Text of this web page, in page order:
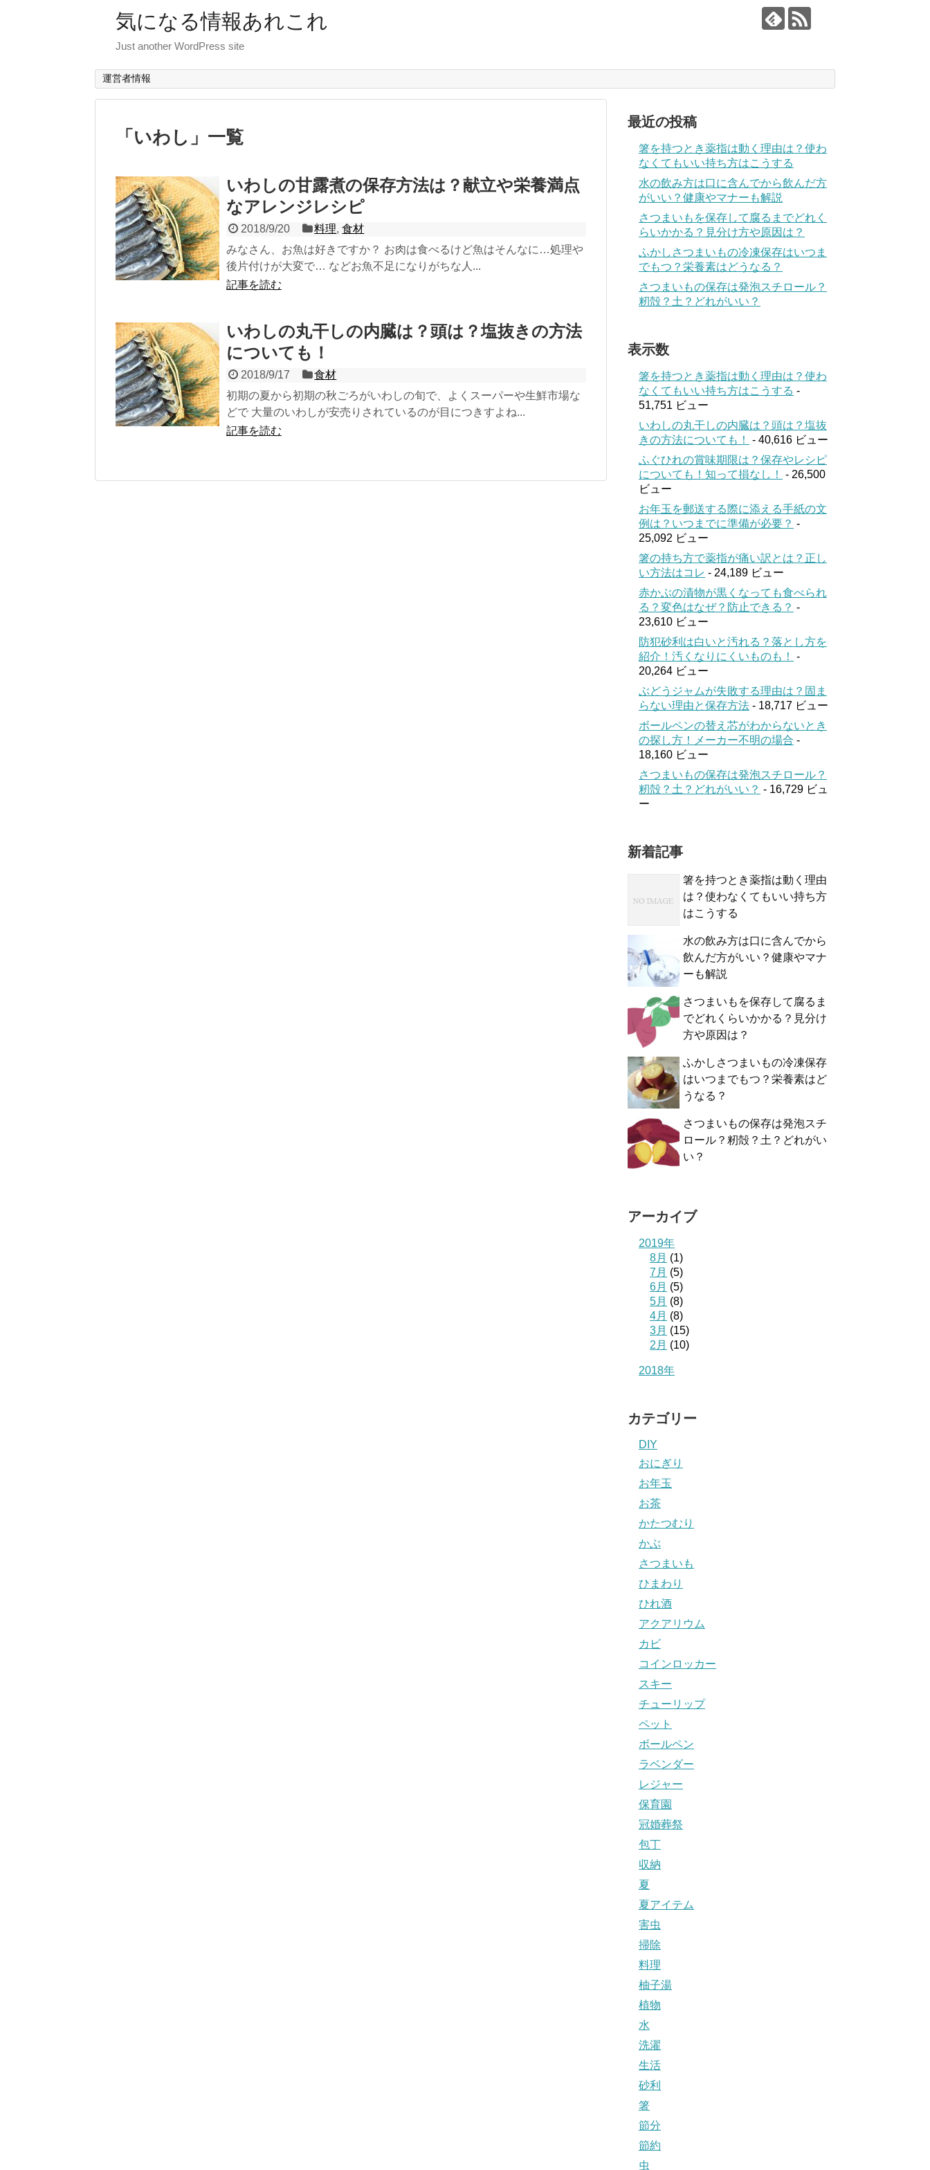
気になる情報あれこれ
Just another WordPress site
運営者情報
「 いわし 」 一覧
いわしの甘露煮の保存方法は？献立や栄養満点
なアレンジレシピ
2018/9/20 料理,食材
みなさん、お魚は好きですか？ お肉は食べるけど魚はそんなに…処理や
後片付けが大変で… などお魚不足になりがちな人...
記事を読む
いわしの丸干しの内臓は？頭は？塩抜きの方法
についても！
2018/9/17
食材
初期の夏から初期の秋ごろがいわしの旬で、よくスーパーや生鮮市場な
どで 大量のいわしが安売りされているのが目につきすよね...
記事を読む
最近の投稿
箸を持つとき薬指は動く理由は？使わ
なくてもいい持ち方はこうする
水の飲み方は口に含んでから飲んだ方
がいい？健康やマナーも解説
さつまいもを保存して腐るまでどれく
らいかかる？見分け方や原因は？
ふかしさつまいもの冷凍保存はいつま
でもつ？栄養素はどうなる？
さつまいもの保存は発泡スチロール？
籾殻？土？どれがいい？
表示数
箸を持つとき薬指は動く理由は？使わ
なくてもいい持ち方はこうする -
51,751 ビュー
いわしの丸干しの内臓は？頭は？塩抜
きの方法についても！
- 40,616 ビュー
ふぐひれの賞味期限は？保存やレシピ
についても！知って損なし！
- 26,500
ビュー
お年玉を郵送する際に添える手紙の文
例は？いつまでに準備が必要？ -
25,092 ビュー
箸の持ち方で薬指が痛い訳とは？正し
い方法はコレ - 24,189 ビュー
赤かぶの漬物が黒くなっても食べられ
る？変色はなぜ？防止できる？ -
23,610 ビュー
防犯砂利は白いと汚れる？落とし方を
紹介！汚くなりにくいものも！
-
20,264 ビュー
ぶどうジャムが失敗する理由は？固ま
らない理由と保存方法 - 18,717 ビュー
ボールペンの替え芯がわからないとき
の探し方！メーカー不明の場合 -
18,160 ビュー
さつまいもの保存は発泡スチロール？
籾殻？土？どれがいい？ - 16,729 ビュ
ー
新着記事
箸を持つとき薬指は動く理由
は？使わなくてもいい持ち方
はこうする
水の飲み方は口に含んでから
飲んだ方がいい？健康やマナ
ーも解説
さつまいもを保存して腐るま
でどれくらいかかる？見分け
方や原因は？
ふかしさつまいもの冷凍保存
はいつまでもつ？栄養素はど
うなる？
さつまいもの保存は発泡スチ
ロール？籾殻？土？どれがい
い？
アーカイブ
2019年
8月 (1)
7月 (5)
6月 (5)
5月 (8)
4月 (8)
3月 (15)
2月 (10)
2018年
カテゴリー
DIY
おにぎり
お年玉
お茶
かたつむり
かぶ
さつまいも
ひまわり
ひれ酒
アクアリウム
カビ
コインロッカー
スキー
チューリップ
ペット
ボールペン
ラベンダー
レジャー
保育園
冠婚葬祭
包丁
収納
夏
夏アイテム
害虫
掃除
料理
柚子湯
植物
水
洗濯
生活
砂利
箸
節分
節約
虫